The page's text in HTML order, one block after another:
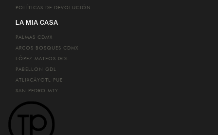
POLÍTICAS DE DEVOLUCIÓN
LA MIA CASA
PALMAS CDMX
ARCOS BOSQUES CDMX
LÓPEZ MATEOS GDL
PABELLON GDL
ATLIXCÁYOTL PUE
SAN PEDRO MTY